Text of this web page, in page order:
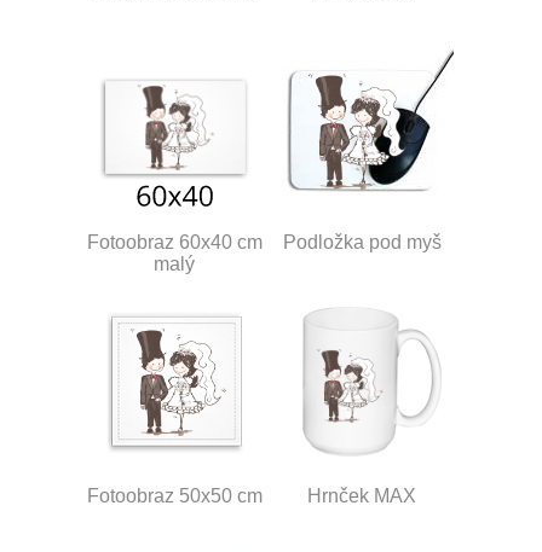
Fotoobraz 60x40 cm
malý
Podložka pod myš
Fotoobraz 50x50 cm Hrnček MAX